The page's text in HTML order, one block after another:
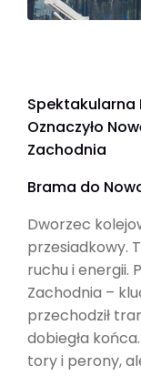
Spektakularna
Oznaczyło
Zachodnia
Brama do
Dworzec
przesiadkowy.
ruchu i energii.
Zachodnia –
przechodził
dobiegła
tory i perony,